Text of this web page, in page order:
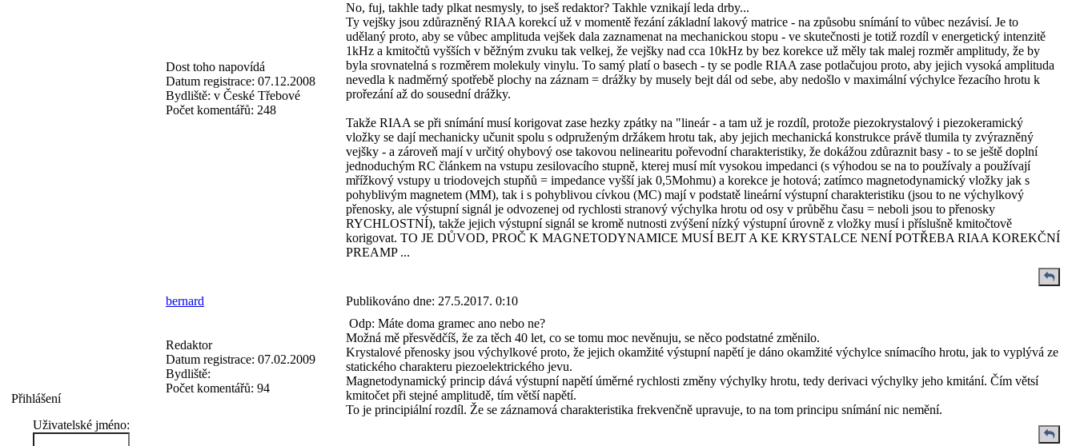
Přihlášení
Uživatelské jméno:
Dost toho napovídá
Datum registrace: 07.12.2008
Bydliště: v České Třebové
Počet komentářů: 248
No, fuj, takhle tady plkat nesmysly, to jseš redaktor? Takhle vznikají leda drby...
Ty vejšky jsou zdůrazněný RIAA korekcí už v momentě řezání základní lakový matrice - na způsobu snímání to vůbec nezávisí. Je to
udělaný proto, aby se vůbec amplituda vejšek dala zaznamenat na mechanickou stopu - ve skutečnosti je totiž rozdíl v energetický intenzitě
1kHz a kmitočtů vyšších v běžným zvuku tak velkej, že vejšky nad cca 10kHz by bez korekce už měly tak malej rozměr amplitudy, že by
byla srovnatelná s rozměrem molekuly vinylu. To samý platí o basech - ty se podle RIAA zase potlačujou proto, aby jejich vysoká amplituda
nevedla k nadměrný spotřebě plochy na záznam = drážky by musely bejt dál od sebe, aby nedošlo v maximální výchylce řezacího hrotu k
prořezání až do sousední drážky.
Takže RIAA se při snímání musí korigovat zase hezky zpátky na "lineár - a tam už je rozdíl, protože piezokrystalový i piezokeramický
vložky se dají mechanicky učunit spolu s odpruženým držákem hrotu tak, aby jejich mechanická konstrukce právě tlumila ty zvýrazněný
vejšky - a zároveň mají v určitý ohybový ose takovou nelinearitu pořevodní charakteristiky, že dokážou zdůraznit basy - to se ještě doplní
jednoduchým RC článkem na vstupu zesilovacího stupně, kterej musí mít vysokou impedanci (s výhodou se na to používaly a používají
mřížkový vstupy u triodovejch stupňů = impedance vyšší jak 0,5Mohmu) a korekce je hotová; zatímco magnetodynamický vložky jak s
pohyblivým magnetem (MM), tak i s pohyblivou cívkou (MC) mají v podstatě lineární výstupní charakteristiku (jsou to ne výchylkový
přenosky, ale výstupní signál je odvozenej od rychlosti stranový výchylka hrotu od osy v průběhu času = neboli jsou to přenosky
RYCHLOSTNÍ), takže jejich výstupní signál se kromě nutnosti zvýšení nízký výstupní úrovně z vložky musí i příslušně kmitočtově
korigovat. TO JE DŮVOD, PROČ K MAGNETODYNAMICE MUSÍ BEJT A KE KRYSTALCE NENÍ POTŘEBA RIAA KOREKČNÍ
PREAMP ...
bernard Publikováno dne: 27.5.2017. 0:10
Redaktor
Datum registrace: 07.02.2009
Bydliště:
Počet komentářů: 94
Odp: Máte doma gramec ano nebo ne?
Možná mě přesvědčíš, že za těch 40 let, co se tomu moc nevěnuju, se něco podstatné změnilo.
Krystalové přenosky jsou výchylkové proto, že jejich okamžité výstupní napětí je dáno okamžité výchylce snímacího hrotu, jak to vyplývá ze
statického charakteru piezoelektrického jevu.
Magnetodynamický princip dává výstupní napětí úměrné rychlosti změny výchylky hrotu, tedy derivaci výchylky jeho kmitání. Čím větsí
kmitočet při stejné amplitudě, tím větší napětí.
To je principiální rozdíl. Že se záznamová charakteristika frekvenčně upravuje, to na tom principu snímání nic nemění.